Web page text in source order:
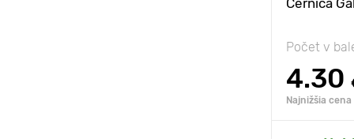
Počet v
4.30
Najnižšia